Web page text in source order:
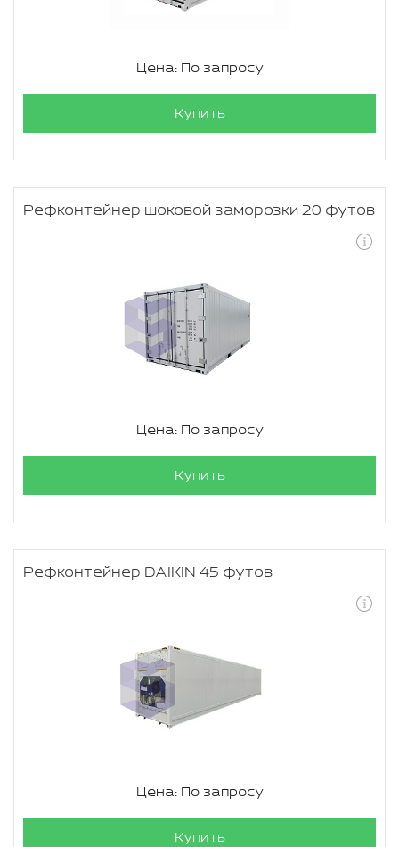
Цена: По запросу
Купить
Рефконтейнер шоковой заморозки 20 футов
Цена: По запросу
Купить
Рефконтейнер DAIKIN 45 футов
Цена: По запросу
Купить